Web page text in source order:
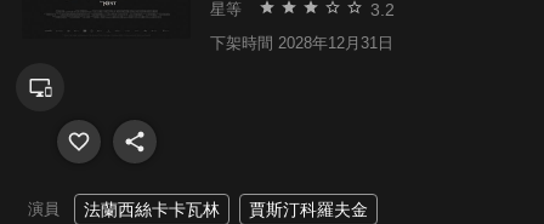
星等 3.2
下架時間 2028年12月31日
演員 法蘭西絲卡卡瓦林
賈斯汀科羅夫金